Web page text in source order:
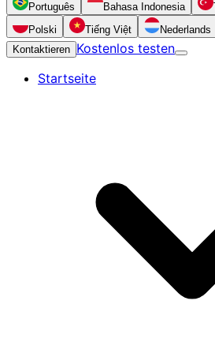
Português Bahasa Indonesia
Polski
Tiếng Việt Nederlands
Kontaktieren Kostenlos testen
Startseite